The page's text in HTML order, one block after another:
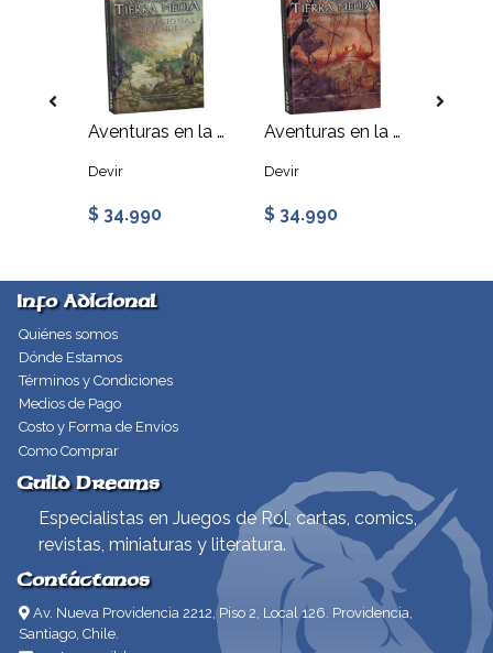
Aventuras en la Tierra Media: Guía Regional de Rivendel
Devir
$ 34.990
Aventuras en la Tierra Media: Aventuras en las Tierras Ásperas
Devir
$ 34.990
Info Adicional
Quiénes somos
Dónde Estamos
Términos y Condiciones
Medios de Pago
Costo y Forma de Envíos
Como Comprar
Guild Dreams
Especialistas en Juegos de Rol, cartas, comics,
revistas, miniaturas y literatura.
Contáctanos
Av. Nueva Providencia 2212, Piso 2, Local 126. Providencia,
Santiago, Chile.